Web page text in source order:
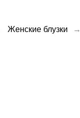
Женские блузки →